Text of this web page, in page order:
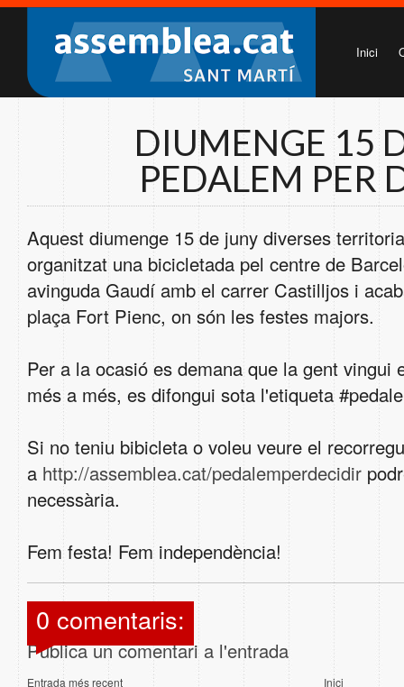
Inici
DIUMENGE 15
PEDALEM PER
Aquest diumenge 15 de juny diverses
organitzat una bicicletada pel centre de
avinguda Gaudí amb el carrer Castilljos i
plaça Fort Pienc, on són les festes majors.
Per a la ocasió es demana que la gent
més a més, es difongui sota l'etiqueta
Si no teniu bibicleta o voleu veure el
a http://assemblea.cat/pedalemperdecidir
necessària.
Fem festa! Fem independència!
0 comentaris:
Publica un comentari a l'entrada
Entrada més recent Inici